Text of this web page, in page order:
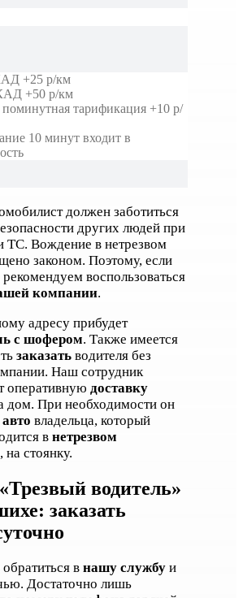
+25 р/км
+50 р/км
поминутная тарификация +10 р/
10 минут входит в
должен заботиться
других людей при
ТС. Вождение в нетрезвом
законом. Поэтому, если
воспользоваться
компании.
адресу прибудет
с шофером. Также имеется
заказатьводителя без
Наш сотрудник
оперативную доставку
дом. При необходимости он
владельца, который
в нетрезвом
, на стоянку.
водитель»
заказать
в нашу службуи
Достаточно лишь